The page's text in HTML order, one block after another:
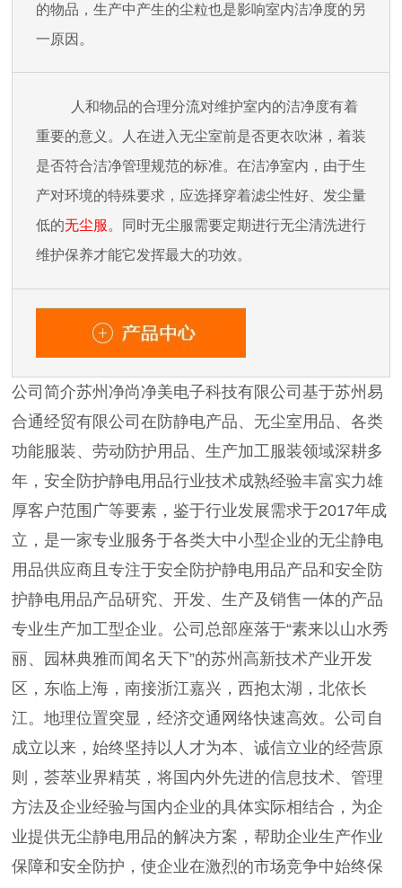
的物品，生产中产生的尘粒也是影响室内洁净度的另
一原因。
人和物品的合理分流对维护室内的洁净度有着
重要的意义。人在进入无尘室前是否更衣吹淋，着装
是否符合洁净管理规范的标准。在洁净室内，由于生
产对环境的特殊要求，应选择穿着滤尘性好、发尘量
低的无尘服 。同时无尘服需要定期进行无尘清洗进行
维护保养才能它发挥最大的功效。
公司简介苏州净尚净美电子科技有限公司基于苏州易
合通经贸有限公司在防静电产品、无尘室用品、各类
功能服装、劳动防护用品、生产加工服装领域深耕多
年，安全防护静电用品行业技术成熟经验丰富实力雄
厚客户范围广等要素，鉴于行业发展需求于2017年成
立，是一家专业服务于各类大中小型企业的无尘静电
用品供应商且专注于安全防护静电用品产品和安全防
护静电用品产品研究、开发、生产及销售一体的产品
专业生产加工型企业。公司总部座落于“素来以山水秀
丽、园林典雅而闻名天下”的苏州高新技术产业开发
区，东临上海，南接浙江嘉兴，西抱太湖，北依长
江。地理位置突显，经济交通网络快速高效。公司自
成立以来，始终坚持以人才为本、诚信立业的经营原
则，荟萃业界精英，将国内外先进的信息技术、管理
方法及企业经验与国内企业的具体实际相结合，为企
业提供无尘静电用品的解决方案，帮助企业生产作业
保障和安全防护，使企业在激烈的市场竞争中始终保